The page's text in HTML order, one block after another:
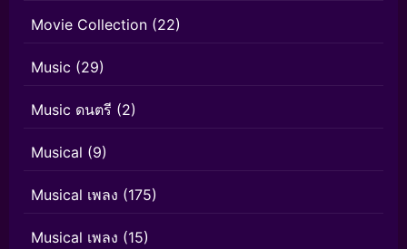
Movie Collection (22)
Music (29)
Music ดนตรี (2)
Musical (9)
Musical เพลง (175)
Musical เพลง (15)